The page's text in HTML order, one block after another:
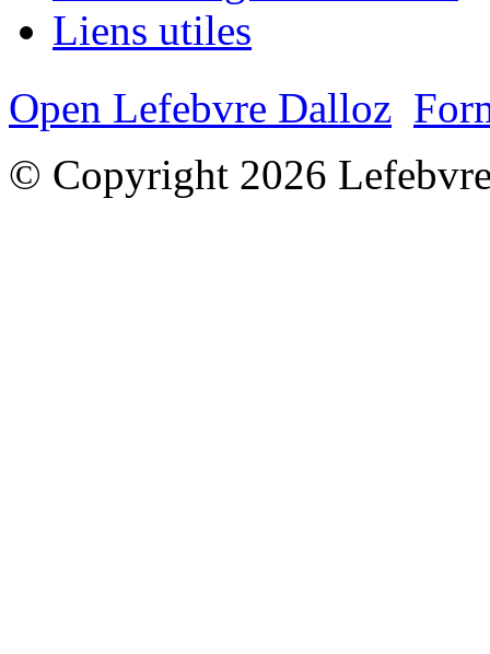
Liens utiles
Open Lefebvre Dalloz
© Copyright 2026